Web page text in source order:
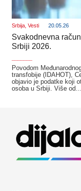
Srbija Vesti 20.05.26
Svakodnevna
Srbiji 2026.
Povodom
transfobije (IDAHOT),
objavio je podatke koji
osoba u Srbiji. Više od…